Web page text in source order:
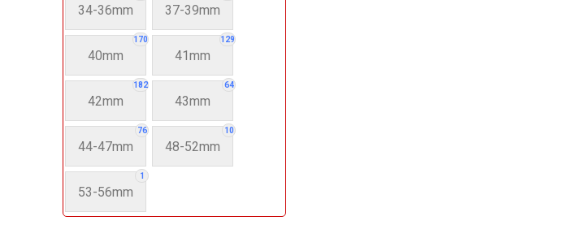
34-36mm 37-39mm
170
40mm
129
41mm
182
42mm
64
43mm
76
44-47mm
10
48-52mm
1
53-56mm